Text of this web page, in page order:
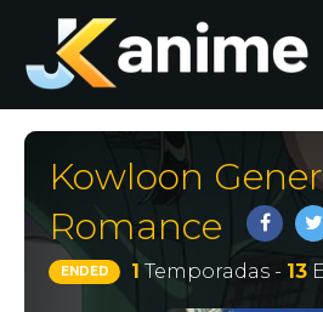
Kowloon
Romance
ENDED 1 Temporadas - 13